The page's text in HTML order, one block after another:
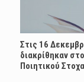
Στις 16
διακρίθηκαν
Ποιητικού